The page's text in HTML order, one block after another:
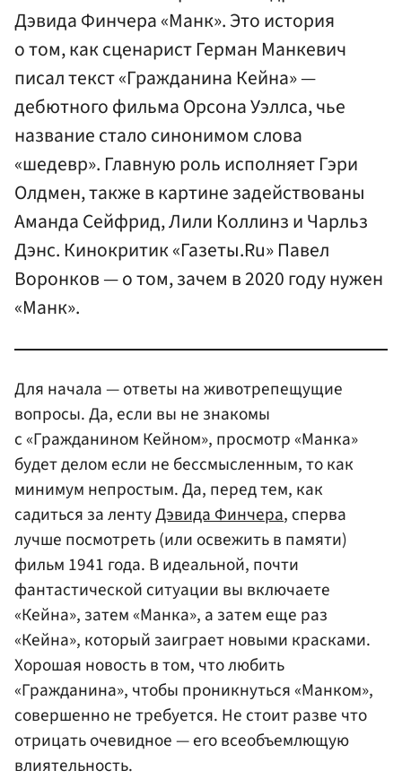
Дэвида Финчера «Манк». Это история
о том, как сценарист Герман Манкевич
писал текст «Гражданина Кейна» —
дебютного фильма Орсона Уэллса, чье
название стало синонимом слова
«шедевр». Главную роль исполняет Гэри
Олдмен, также в картине задействованы
Аманда Сейфрид, Лили Коллинз и Чарльз
Дэнс. Кинокритик «Газеты.Ru» Павел
Воронков — о том, зачем в 2020 году нужен
«Манк».
Для начала — ответы на животрепещущие
вопросы. Да, если вы не знакомы
с «Гражданином Кейном», просмотр «Манка»
будет делом если не бессмысленным, то как
минимум непростым. Да, перед тем, как
садиться за лентуДэвида Финчера, сперва
лучше посмотреть (или освежить в памяти)
фильм 1941 года. В идеальной, почти
фантастической ситуации вы включаете
«Кейна», затем «Манка», а затем еще раз
«Кейна», который заиграет новыми красками.
Хорошая новость в том, что любить
«Гражданина», чтобы проникнуться «Манком»,
совершенно не требуется. Не стоит разве что
отрицать очевидное — его всеобъемлющую
влиятельность.